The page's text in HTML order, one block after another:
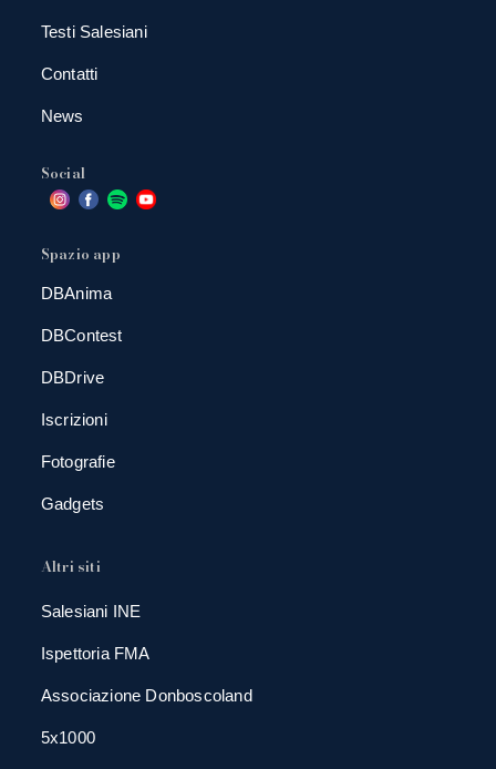
Testi Salesiani
Contatti
News
Social
Spazio app
DBAnima
DBContest
DBDrive
Iscrizioni
Fotografie
Gadgets
Altri siti
Salesiani INE
Ispettoria FMA
Associazione Donboscoland
5x1000